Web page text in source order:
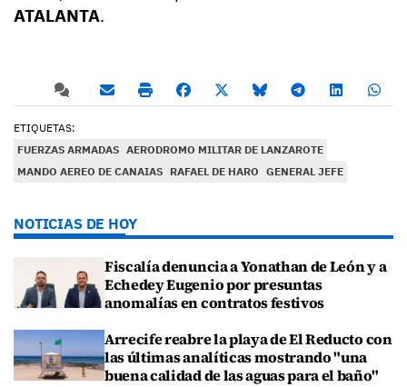
ATALANTA.
ETIQUETAS:
FUERZAS ARMADAS AERODROMO MILITAR DE LANZAROTE
MANDO AEREO DE CANAIAS RAFAEL DE HARO GENERAL JEFE
NOTICIAS DE HOY
Fiscalía denuncia a Yonathan de León y a
Echedey Eugenio por presuntas
anomalías en contratos festivos
Arrecife reabre la playa de El Reducto con
las últimas analíticas mostrando "una
buena calidad de las aguas para el baño"